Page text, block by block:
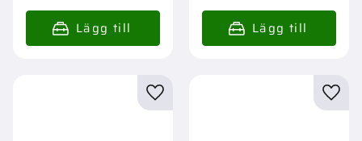
Lägg till i favoriter